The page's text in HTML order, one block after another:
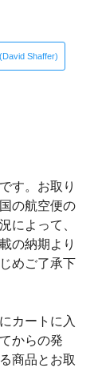
Shaffer)
す。お取り
の航空便の
によって、
の納期より
めご了承下
カートに入
からの発
商品とお取